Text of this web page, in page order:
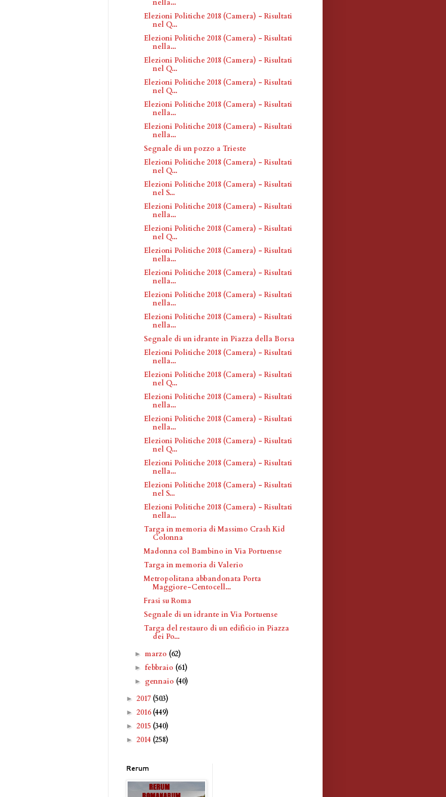
nella...
Elezioni Politiche 2018 (Camera) - Risultati
nel Q...
Elezioni Politiche 2018 (Camera) - Risultati
nella...
Elezioni Politiche 2018 (Camera) - Risultati
nel Q...
Elezioni Politiche 2018 (Camera) - Risultati
nel Q...
Elezioni Politiche 2018 (Camera) - Risultati
nella...
Elezioni Politiche 2018 (Camera) - Risultati
nella...
Segnale di un pozzo a Trieste
Elezioni Politiche 2018 (Camera) - Risultati
nel Q...
Elezioni Politiche 2018 (Camera) - Risultati
nel S...
Elezioni Politiche 2018 (Camera) - Risultati
nella...
Elezioni Politiche 2018 (Camera) - Risultati
nel Q...
Elezioni Politiche 2018 (Camera) - Risultati
nella...
Elezioni Politiche 2018 (Camera) - Risultati
nella...
Elezioni Politiche 2018 (Camera) - Risultati
nella...
Elezioni Politiche 2018 (Camera) - Risultati
nella...
Segnale di un idrante in Piazza della Borsa
Elezioni Politiche 2018 (Camera) - Risultati
nella...
Elezioni Politiche 2018 (Camera) - Risultati
nel Q...
Elezioni Politiche 2018 (Camera) - Risultati
nella...
Elezioni Politiche 2018 (Camera) - Risultati
nella...
Elezioni Politiche 2018 (Camera) - Risultati
nel Q...
Elezioni Politiche 2018 (Camera) - Risultati
nella...
Elezioni Politiche 2018 (Camera) - Risultati
nel S...
Elezioni Politiche 2018 (Camera) - Risultati
nella...
Targa in memoria di Massimo Crash Kid
Colonna
Madonna col Bambino in Via Portuense
Targa in memoria di Valerio
Metropolitana abbandonata Porta
Maggiore-Centocell...
Frasi su Roma
Segnale di un idrante in Via Portuense
Targa del restauro di un edificio in Piazza
dei Po...
►marzo (62)
►febbraio (61)
► gennaio (40)
► 2017 (503)
► 2016(449)
► 2015 (340)
► 2014 (258)
Rerum